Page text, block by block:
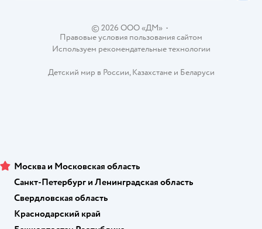
© 2026 ООО «ДМ»•
Правовые условия пользования сайтом
Используем рекомендательные технологии
Детский мир в России,Казахстанеи Беларуси
Москва и Московская область
Санкт-Петербург и Ленинградская область
Свердловская область
Краснодарский край